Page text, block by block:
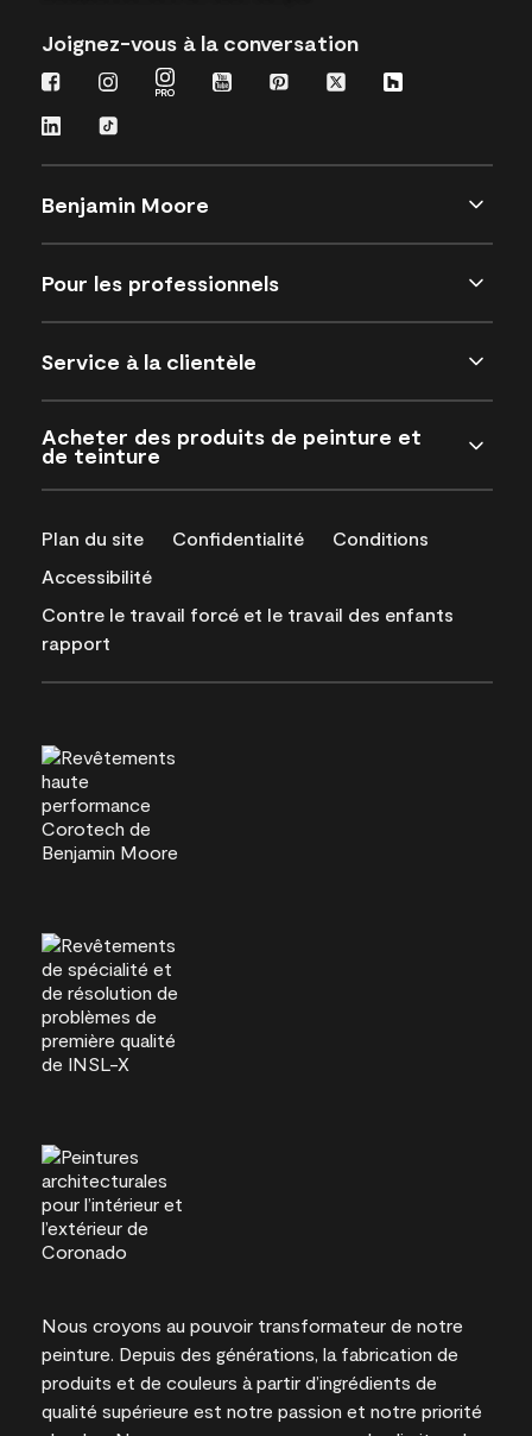
Joignez-vous à la conversation
Benjamin Moore
Pour les professionnels
Service à la clientèle
Acheter des produits de peinture et
de teinture
Plan du site Confidentialité
Conditions
Accessibilité
Contre le travail forcé et le travail des enfants
rapport
Nous croyons au pouvoir transformateur de notre
peinture. Depuis des générations, la fabrication de
produits et de couleurs à partir d’ingrédients de
qualité supérieure est notre passion et notre priorité